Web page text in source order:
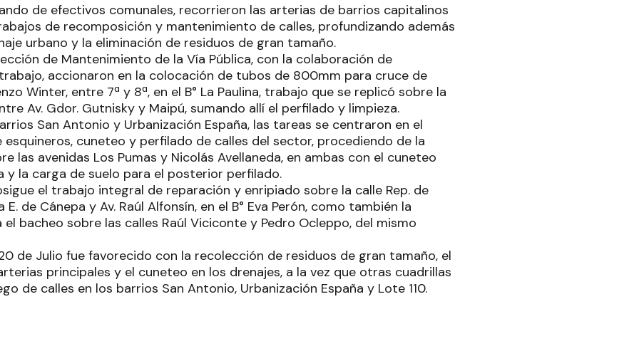
de efectivos comunales, recorrieron las arterias de barrios capitalinos
de recomposición y mantenimiento de calles, profundizando además
urbano y la eliminación de residuos de gran tamaño.
de Mantenimiento de la Vía Pública, con la colaboración de
accionaron en la colocación de tubos de 800mm para cruce de
Winter, entre 7ª y 8ª, en el B° La Paulina, trabajo que se replicó sobre la
Av. Gdor. Gutnisky y Maipú, sumando allí el perfilado y limpieza.
San Antonio y Urbanización España, las tareas se centraron en el
cuneteo y perfilado de calles del sector, procediendo de la
las avenidas Los Pumas y Nicolás Avellaneda, en ambas con el cuneteo
y la carga de suelo para el posterior perfilado.
el trabajo integral de reparación y enripiado sobre la calle Rep. de
E. de Cánepa y Av. Raúl Alfonsín, en el B° Eva Perón, como también la
bacheo sobre las calles Raúl Viciconte y Pedro Ocleppo, del mismo
de Julio fue favorecido con la recolección de residuos de gran tamaño, el
principales y el cuneteo en los drenajes, a la vez que otras cuadrillas
de calles en los barrios San Antonio, Urbanización España y Lote 110.